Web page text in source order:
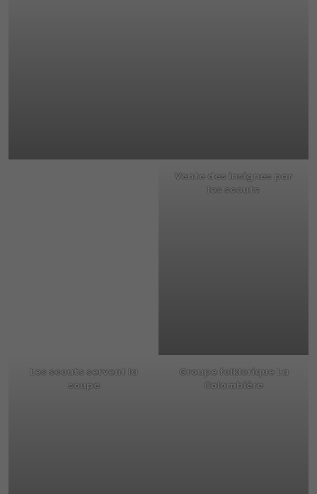
Vente des insignes par
les scouts
Les scouts servent la
soupe
Groupe folklorique La
Colombière